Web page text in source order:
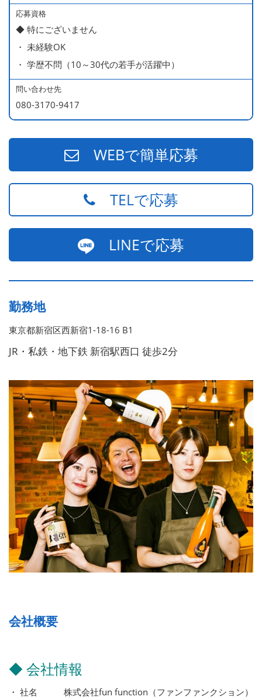
応募資格
◆ 特にございません
・ 未経験OK
・ 学歴不問（10～30代の若手が活躍中）
問い合わせ先
080-3170-9417
WEBで簡単応募
TELで応募
LINEで応募
勤務地
東京都新宿区西新宿1-18-16 B1
JR・私鉄・地下鉄 新宿駅西口 徒歩2分
会社概要
◆ 会社情報
・ 社名 株式会社fun function（ファンファンクション）